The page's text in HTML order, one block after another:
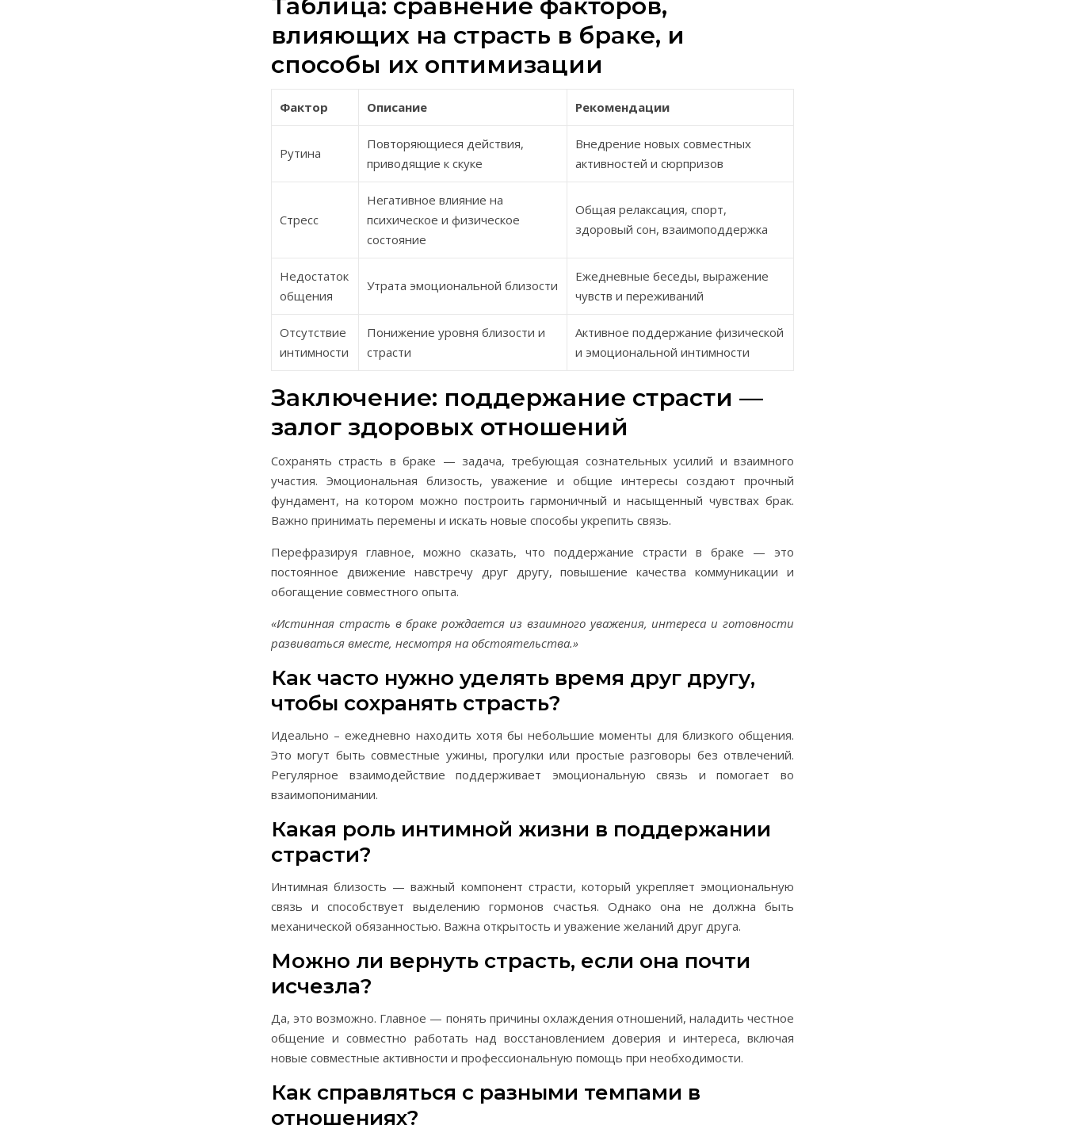
Таблица: сравнение факторов,
влияющих на страсть в браке, и
способы их оптимизации
Фактор Описание Рекомендации
Рутина
Повторяющиеся действия,
приводящие к скуке
Внедрение новых совместных
активностей и сюрпризов
Стресс
Негативное влияние на
психическое и физическое
состояние
Общая релаксация, спорт,
здоровый сон, взаимоподдержка
Недостаток
общения
Утрата эмоциональной близости
Ежедневные беседы, выражение
чувств и переживаний
Отсутствие
интимности
Понижение уровня близости и
страсти
Активное поддержание физической
и эмоциональной интимности
Заключение: поддержание страсти —
залог здоровых отношений
Сохранять страсть в браке — задача, требующая сознательных усилий и взаимного
участия. Эмоциональная близость, уважение и общие интересы создают прочный
фундамент, на котором можно построить гармоничный и насыщенный чувствах брак.
Важно принимать перемены и искать новые способы укрепить связь.
Перефразируя главное, можно сказать, что поддержание страсти в браке — это
постоянное движение навстречу друг другу, повышение качества коммуникации и
обогащение совместного опыта.
«Истинная страсть в браке рождается из взаимного уважения, интереса и готовности
развиваться вместе, несмотря на обстоятельства.»
Как часто нужно уделять время друг другу,
чтобы сохранять страсть?
Идеально – ежедневно находить хотя бы небольшие моменты для близкого общения.
Это могут быть совместные ужины, прогулки или простые разговоры без отвлечений.
Регулярное взаимодействие поддерживает эмоциональную связь и помогает во
взаимопонимании.
Какая роль интимной жизни в поддержании
страсти?
Интимная близость — важный компонент страсти, который укрепляет эмоциональную
связь и способствует выделению гормонов счастья. Однако она не должна быть
механической обязанностью. Важна открытость и уважение желаний друг друга.
Можно ли вернуть страсть, если она почти
исчезла?
Да, это возможно. Главное — понять причины охлаждения отношений, наладить честное
общение и совместно работать над восстановлением доверия и интереса, включая
новые совместные активности и профессиональную помощь при необходимости.
Как справляться с разными темпами в
отношениях?